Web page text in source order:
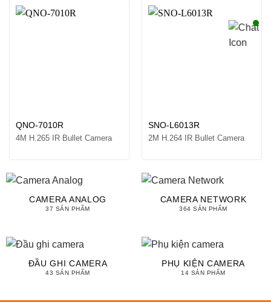
QNO-7010R
4M H.265 IR Bullet Camera
SNO-L6013R
2M H.264 IR Bullet Camera
CAMERA ANALOG
37 SẢN PHẨM
CAMERA NETWORK
364 SẢN PHẨM
ĐẦU GHI CAMERA
43 SẢN PHẨM
PHỤ KIỆN CAMERA
14 SẢN PHẨM